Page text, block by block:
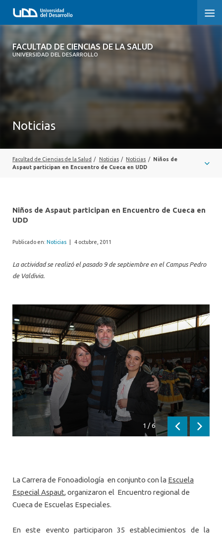
FACULTAD DE CIENCIAS DE LA SALUD
UNIVERSIDAD DEL DESARROLLO
FACULTAD DE CIENCIAS DE LA SALUD
CLÍNICA ERNESTO SILVA B.
Noticias
Facultad de Ciencias de la Salud / Noticias / Noticias /
Niños de
Aspaut participan en Encuentro de Cueca en UDD
Niños de Aspaut participan en Encuentro de Cueca en
UDD
Publicado en: Noticias 4 octubre, 2011
La actividad se realizó el pasado 9 de septiembre en el Campus Pedro
de Valdivia.
1 /6
Anterior
La Carrera de Fonoadiología en conjunto con la Escuela
Especial Aspaut, organizaron el Encuentro regional de
Cueca de Escuelas Especiales.
En este evento participaron 35 establecimientos de la